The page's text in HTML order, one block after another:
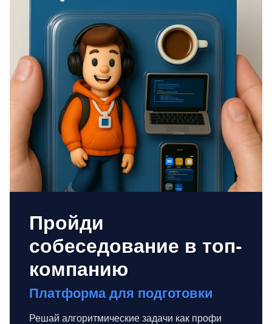
Пройди
собеседование в топ-
компанию
Платформа для подготовки
Решай алгоритмические задачи как профи